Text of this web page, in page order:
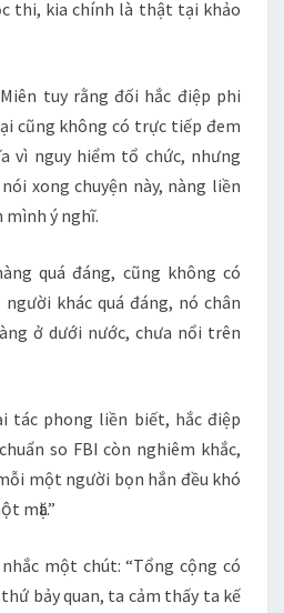
thi, kia chính là thật tại khảo
tuy rằng đối hắc điệp phi
cũng không có trực tiếp đem
vì nguy hiểm tổ chức, nhưng
xong chuyện này, nàng liền
ý nghĩ.
quá đáng, cũng không có
khác quá đáng, nó chân
ở dưới nước, chưa nổi trên
tác phong liền biết, hắc điệp
so FBI còn nghiêm khắc,
một người bọn hắn đều khó
mặt.”
một chút: “Tổng cộng có
bảy quan, ta cảm thấy ta kế